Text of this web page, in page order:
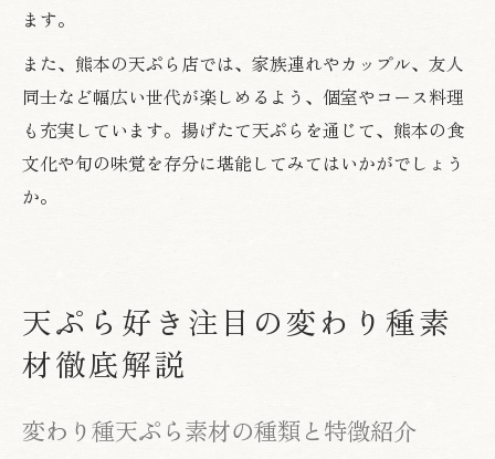
ます。
また、熊本の天ぷら店では、家族連れやカップル、友人
同士など幅広い世代が楽しめるよう、個室やコース料理
も充実しています。揚げたて天ぷらを通じて、熊本の食
文化や旬の味覚を存分に堪能してみてはいかがでしょう
か。
天ぷら好き注目の変わり種素
材徹底解説
変わり種天ぷら素材の種類と特徴紹介